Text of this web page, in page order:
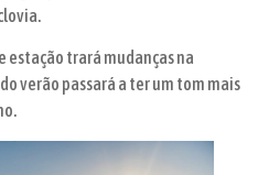
estação trará mudanças na
verão passará a ter um tom mais